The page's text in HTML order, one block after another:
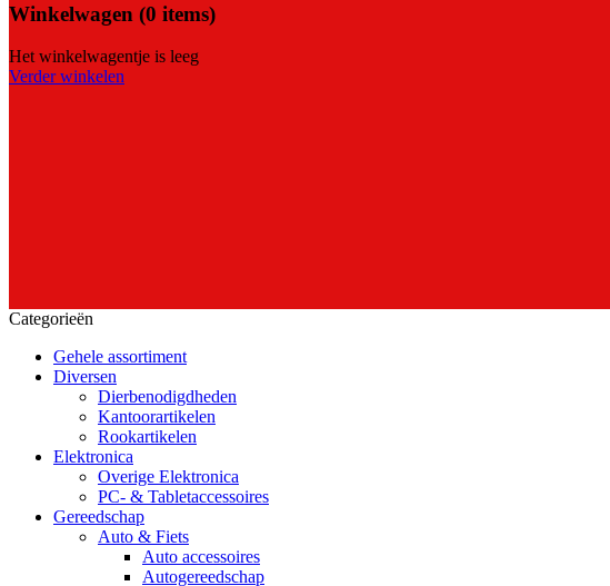
Winkelwagen (0 items)
Het winkelwagentje is leeg
Verder winkelen
Categorieën
Gehele assortiment
Diversen
Dierbenodigdheden
Kantoorartikelen
Rookartikelen
Elektronica
Overige Elektronica
PC- & Tabletaccessoires
Gereedschap
Auto & Fiets
Auto accessoires
Autogereedschap